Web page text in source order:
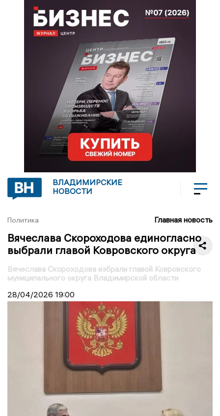
ВЛАДИМИРСКИЕ
НОВОСТИ
Политика Главная новость
Вячеслава Скороходова единогласно
выбрали главой Ковровского округа
Вячеслава Скороходова избрали главой Ковровского
муниципального округа Владимирской области
28/04/2026 19:00